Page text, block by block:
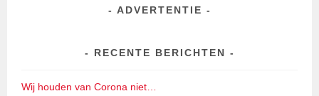
ADVERTENTIE
RECENTE BERICHTEN
Wij houden van Corona niet…